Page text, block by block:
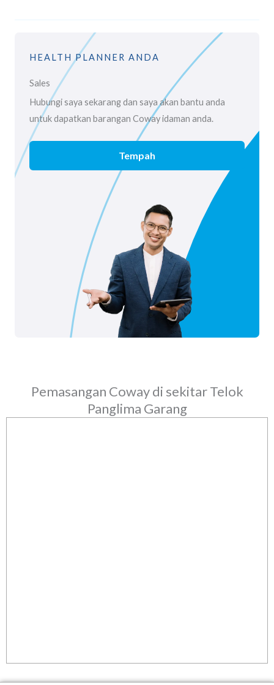
HEALTH PLANNER ANDA
Sales
Hubungi saya sekarang dan saya akan bantu anda
untuk dapatkan barangan Coway idaman anda.
Tempah
Pemasangan Coway di sekitar Telok
Panglima Garang